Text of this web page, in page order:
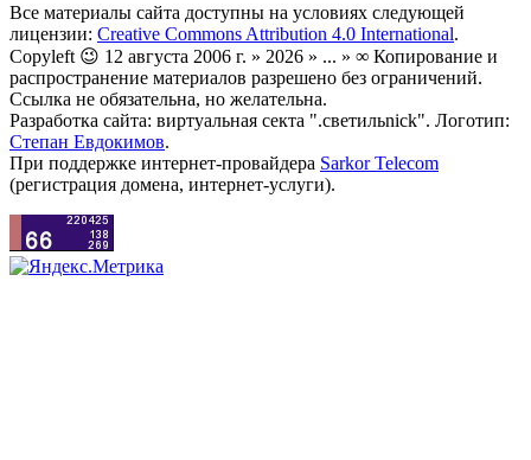
Все материалы сайта доступны на условиях следующей
лицензии: Creative Commons Attribution 4.0 International.
Copyleft 😉 12 августа 2006 г. » 2026 » ... » ∞ Копирование и
распространение материалов разрешено без ограничений.
Ссылка не обязательна, но желательна.
Разработка сайта: виртуальная секта ".светильnick". Логотип:
Степан Евдокимов.
При поддержке интернет-провайдера Sarkor Telecom
(регистрация домена, интернет-услуги).